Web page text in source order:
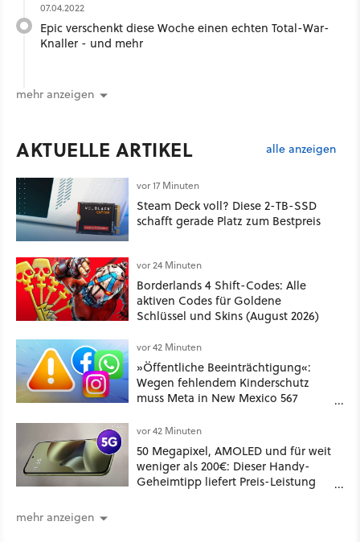
07.04.2022
Epic verschenkt diese Woche einen echten Total-War-
Knaller - und mehr
mehr anzeigen
AKTUELLE ARTIKEL alle anzeigen
vor 17 Minuten
Steam Deck voll? Diese 2-TB-SSD
schafft gerade Platz zum Bestpreis
vor 24 Minuten
Borderlands 4 Shift-Codes: Alle
aktiven Codes für Goldene
Schlüssel und Skins (August 2026)
vor 42 Minuten
»Öffentliche Beeinträchtigung«:
Wegen fehlendem Kinderschutz
muss Meta in New Mexico 567
vor 42 Minuten
50 Megapixel, AMOLED und für weit
weniger als 200€: Dieser Handy-
Geheimtipp liefert Preis-Leistung
mehr anzeigen